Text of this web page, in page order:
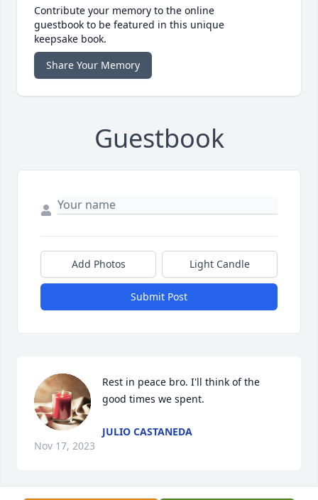
Contribute your memory to the online
guestbook to be featured in this unique
keepsake book.
Share Your Memory
Guestbook
Add Photos Light Candle
Submit Post
Rest in peace bro. I'll think of the
good times we spent.
JULIO CASTANEDA
Nov 17, 2023